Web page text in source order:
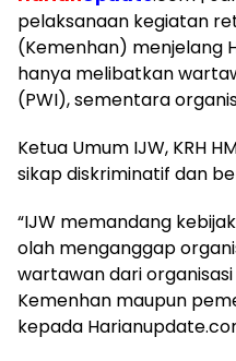
pelaksanaan kegiatan
(Kemenhan) menjelang
hanya melibatkan
(PWI), sementara
Ketua Umum IJW, KRH
sikap diskriminatif dan
“IJW memandang
olah menganggap
wartawan dari
Kemenhan maupun
kepada